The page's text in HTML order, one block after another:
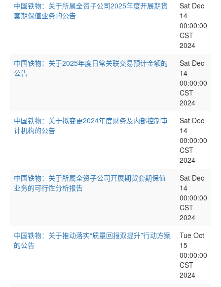
中国铁物：关于所属全资子公司2025年度开展期货
套期保值业务的公告
Sat Dec
14
00:00:00
CST
2024
中国铁物：关于2025年度日常关联交易预计金额的
公告
Sat Dec
14
00:00:00
CST
2024
中国铁物：关于拟变更2024年度财务及内部控制审
计机构的公告
Sat Dec
14
00:00:00
CST
2024
中国铁物：关于所属全资子公司开展期货套期保值
业务的可行性分析报告
Sat Dec
14
00:00:00
CST
2024
中国铁物：关于推动落实“质量回报双提升”行动方案
的公告
Tue Oct
15
00:00:00
CST
2024